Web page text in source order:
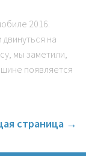
2016.
на
мы заметили,
появляется
страница →